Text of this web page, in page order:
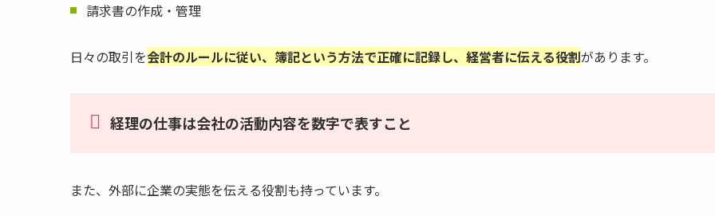
請求書の作成・管理
日々の取引を会計のルールに従い、簿記という方法で正確に記録し、経営者に伝える役割があります。
経理の仕事は会社の活動内容を数字で表すこと
また、外部に企業の実態を伝える役割も持っています。